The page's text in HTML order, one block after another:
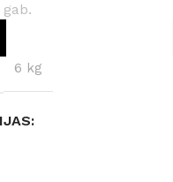
gab.
GROZAM
6 kg